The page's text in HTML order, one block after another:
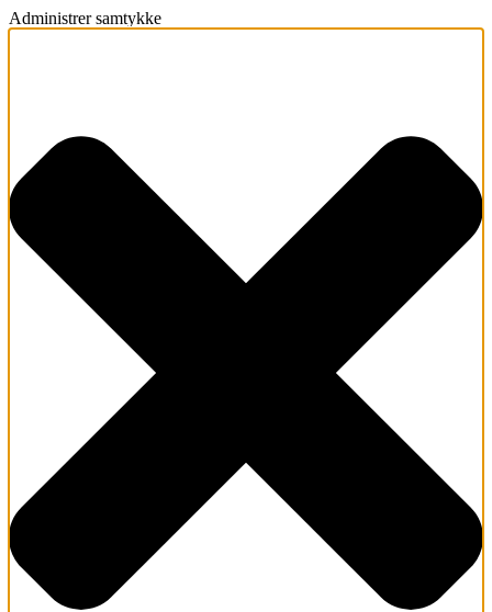
Administrer samtykke